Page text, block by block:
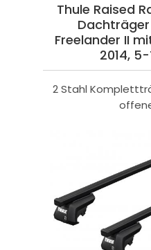
Thule Raised
Dachträger
Freelander II
2014,
2 Stahl